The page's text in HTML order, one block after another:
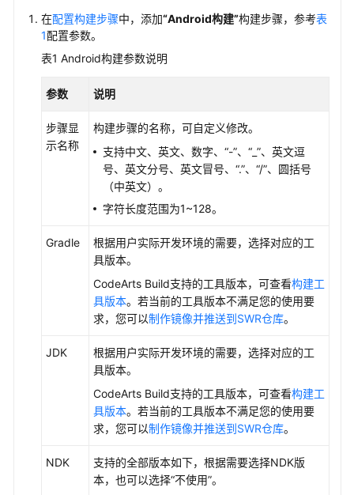
建
(CodeArts
流
在配置构建步骤中，添加“Android构建”构建步骤，参考表
1配置参数。
表1 Android构建参数说明
参数 说明
步骤显
示名称
构建步骤的名称，可自定义修改。
支持中文、英文、数字、 “-”、 “_”、英文逗
号、英文分号、英文冒号、 “.”、 “/”、圆括号
（中英文）。
字符长度范围为1~128。
Gradle
根据用户实际开发环境的需要，选择对应的工
具版本。
CodeArts Build支持的工具版本，可查看构建工
具版本。若当前的工具版本不满足您的使用要
求，您可以制作镜像并推送到SWR仓库。
JDK
根据用户实际开发环境的需要，选择对应的工
具版本。
CodeArts Build支持的工具版本，可查看构建工
具版本。若当前的工具版本不满足您的使用要
求，您可以制作镜像并推送到SWR仓库。
NDK
支持的全部版本如下，根据需要选择NDK版
本，也可以选择“不使用”。